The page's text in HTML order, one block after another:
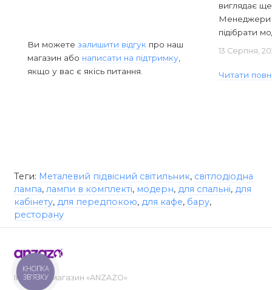
Ви можете залишити відгук про наш
магазин або написати на підтримку
якщо у вас є якісь питання.
виглядає
Менеджери
підібрати
13 Серпня,
Читати
Теги: Металевий підвісний світильник, світлодіодна
лампа, лампи в комплекті, модерн, для спальні, для
кабінету, для передпокою, для кафе, бару,
ресторану
Інтернет-магазин «ANZAZO»
КНОПКА
ЗВ'ЯЗКУ